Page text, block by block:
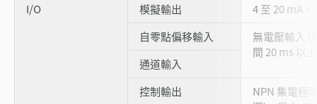
I/O
模擬輸出
4 至 20 mA
自零點偏移輸入
無電壓輸入 (
間 20 ms 以上
通道輸入
控制輸出
NPN 集電極